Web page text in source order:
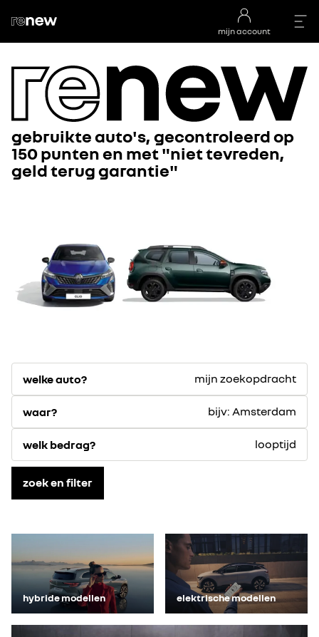
mijn account
gebruikte auto's, gecontroleerd op
150 punten en met "niet tevreden,
geld terug garantie"
welke auto? mijn zoekopdracht
waar? bijv: Amsterdam
welk bedrag? looptijd
zoek en filter
hybride modellen elektrische modellen